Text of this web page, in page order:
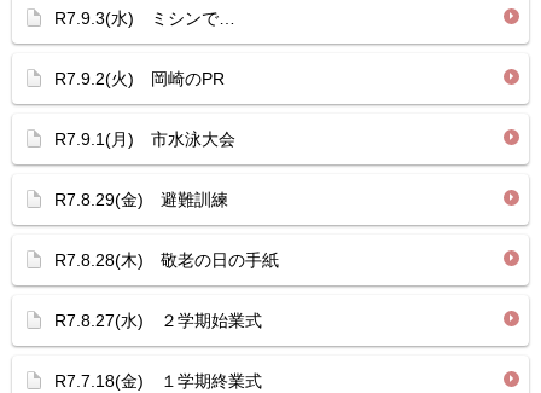
R7.9.3(水) ミシンで…
R7.9.2(火) 岡崎のPR
R7.9.1(月) 市水泳大会
R7.8.29(金) 避難訓練
R7.8.28(木) 敬老の日の手紙
R7.8.27(水) ２学期始業式
R7.7.18(金) １学期終業式